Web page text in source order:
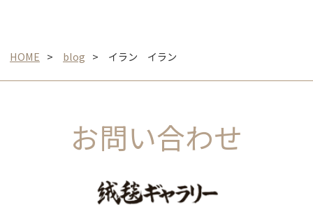
HOME blog イラン イラン
お問い合わせ